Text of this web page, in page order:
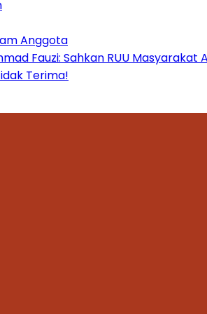
Anggota
Fauzi: Sahkan RUU Masyarakat
Terima!